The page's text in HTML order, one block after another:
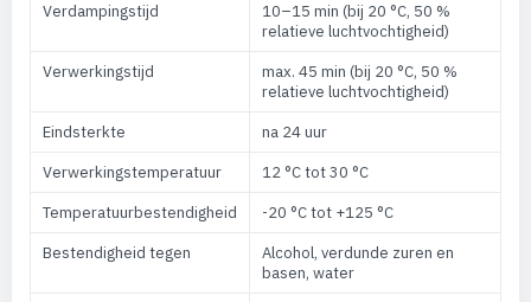
Verdampingstijd
10–15 min (bij 20 °C, 50 %
relatieve luchtvochtigheid)
Verwerkingstijd
max. 45 min (bij 20 °C, 50 %
relatieve luchtvochtigheid)
Eindsterkte
na 24 uur
Verwerkingstemperatuur
12 °C tot 30 °C
Temperatuurbestendigheid
-20 °C tot +125 °C
Bestendigheid tegen
Alcohol, verdunde zuren en
basen, water